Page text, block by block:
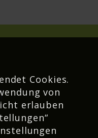
Cookies.
von
erlauben